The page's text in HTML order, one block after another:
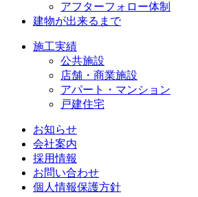
アフターフォロー体制
建物が出来るまで
施工実績
公共施設
店舗・商業施設
アパート・マンション
戸建住宅
お知らせ
会社案内
採用情報
お問い合わせ
個人情報保護方針